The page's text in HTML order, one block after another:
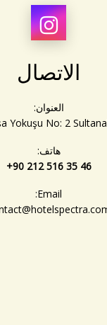
الاتصال
العنوان:
Yokuşu No: 2
هاتف:
+90 212 516 35 46
Email: